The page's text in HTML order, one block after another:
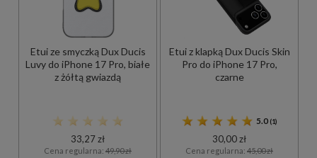
Etui ze smyczką Dux Ducis
Luvy do iPhone 17 Pro, białe
z żółtą gwiazdą
33,27 zł
Cena regularna: 49,90 zł
Etui z klapką Dux Ducis Skin
Pro do iPhone 17 Pro,
czarne
5.0 (1)
30,00 zł
Cena regularna: 45,00 zł